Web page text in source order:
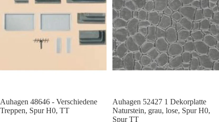
Auhagen 48646 - Verschiedene
Treppen, Spur H0, TT
Auhagen 52427 1 Dekorplatte
Naturstein, grau, lose, Spur H0,
Spur TT